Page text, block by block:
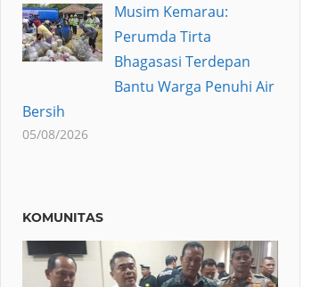
Musim Kemarau:
Perumda Tirta
Bhagasasi Terdepan
Bantu Warga Penuhi Air
Bersih
05/08/2026
KOMUNITAS